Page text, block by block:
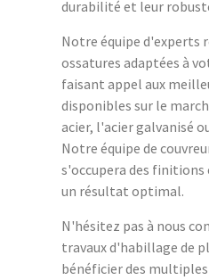
durabilité et leur
Notre équipe d'experts
ossatures adaptées à
faisant appel aux
disponibles sur le
acier, l'acier galvanisé
Notre équipe de
s'occupera des finitions
un résultat optimal.
N'hésitez pas à nous
travaux d'habillage de
bénéficier des